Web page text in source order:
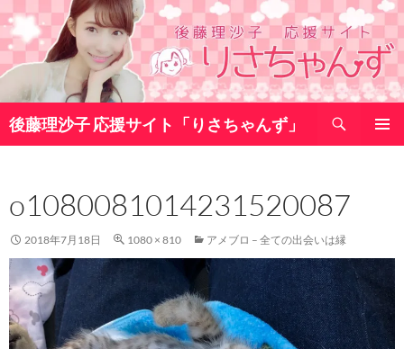
コ
ン
テ
ン
へ
ス
プ
後藤理沙子 応援サイト「りさちゃんず」
索
o1080081014231520087
2018年7月18日 1080 × 810 アメブロ – 全ての出会いは縁